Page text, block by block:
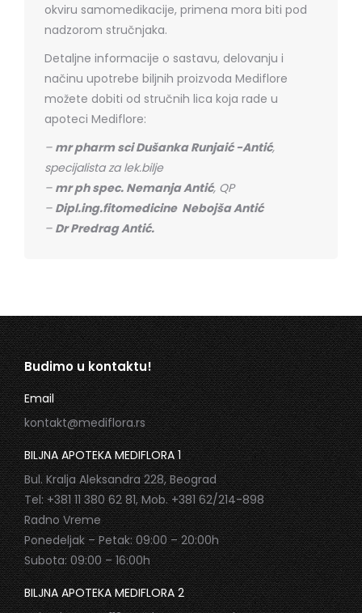
okviru samomedikacije, primena mora biti pod
nadzorom stručnjaka.
Detaljne informacije o sastavu, delovanju i
načinu upotrebe biljnih proizvoda Mediflore
možete dobiti od stručnih lica koja rade u
apoteci Mediflore:
– mr pharm sci Dušanka Runjaić -Antić,
specijalista za lek.bilje
– mr ph spec. Nemanja Antić, QP
– Dipl.ing.fitomedicine Nebojša Antić
– Dr Predrag Antić.
Budimo u kontaktu!
Email
kontakt@mediflora.rs
BILJNA APOTEKA MEDIFLORA 1
Bul. Kralja Aleksandra 228, Beograd
Tel: +381 11 380 62 81, Mob. +381 62/214-898
Radno Vreme
Ponedeljak – Petak: 09:00 – 20:00h
Subota: 09:00 – 16:00h
BILJNA APOTEKA MEDIFLORA 2